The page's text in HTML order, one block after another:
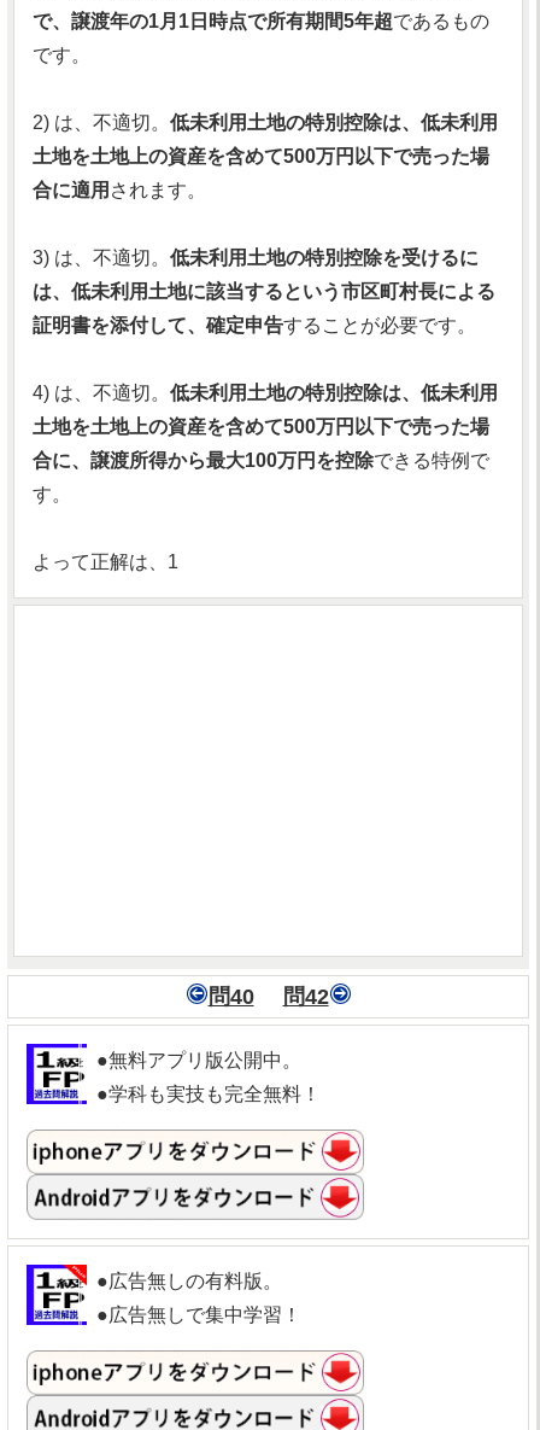
で、譲渡年の1月1日時点で所有期間5年超であるもの
です。
2) は、不適切。 低未利用土地の特別控除は、低未利用
土地を土地上の資産を含めて500万円以下で売った場
合に適用 されます。
3) は、不適切。 低未利用土地の特別控除を受けるに
は、低未利用土地に該当するという市区町村長による
証明書を添付して、確定申告することが必要です。
4) は、不適切。 低未利用土地の特別控除は、低未利用
土地を土地上の資産を含めて500万円以下で売った場
合に、譲渡所得から最大100万円を控除できる特例で
す。
よって正解は、1
問40 問42
●無料アプリ版公開中。
●学科も実技も完全無料！
●広告無しの有料版。
●広告無しで集中学習！